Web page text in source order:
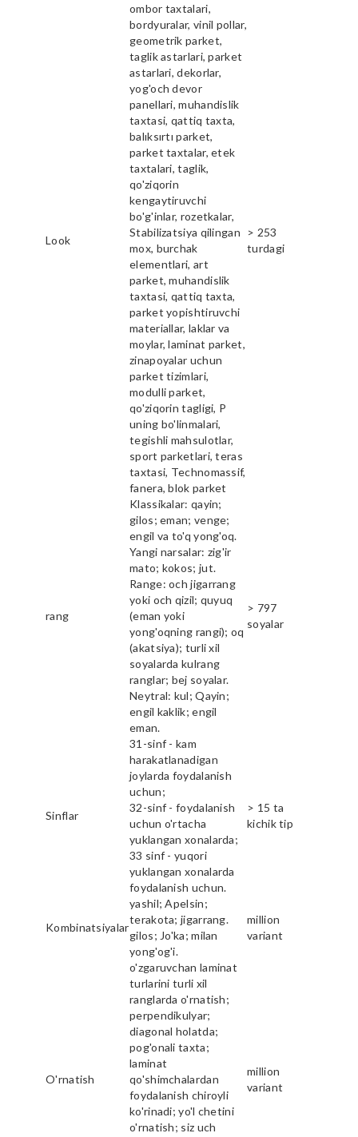
Look
ombor taxtalari,
bordyuralar, vinil pollar,
geometrik parket,
taglik astarlari, parket
astarlari, dekorlar,
yog'och devor
panellari, muhandislik
taxtasi, qattiq taxta,
balıksırtı parket,
parket taxtalar, etek
taxtalari, taglik,
qo'ziqorin
kengaytiruvchi
bo'g'inlar, rozetkalar,
Stabilizatsiya qilingan
mox, burchak
elementlari, art
parket, muhandislik
taxtasi, qattiq taxta,
parket yopishtiruvchi
materiallar, laklar va
moylar, laminat parket,
zinapoyalar uchun
parket tizimlari,
modulli parket,
qo'ziqorin tagligi, P
uning bo'linmalari,
tegishli mahsulotlar,
sport parketlari, teras
taxtasi, Technomassif,
fanera, blok parket
> 253
turdagi
rang
Klassikalar: qayin;
gilos; eman; venge;
engil va to'q yong'oq.
Yangi narsalar: zig'ir
mato; kokos; jut.
Range: och jigarrang
yoki och qizil; quyuq
(eman yoki
yong'oqning rangi); oq
(akatsiya); turli xil
soyalarda kulrang
ranglar; bej soyalar.
Neytral: kul; Qayin;
engil kaklik; engil
eman.
> 797
soyalar
Sinflar
31-sinf - kam
harakatlanadigan
joylarda foydalanish
uchun;
32-sinf - foydalanish
uchun o'rtacha
yuklangan xonalarda;
33 sinf - yuqori
yuklangan xonalarda
foydalanish uchun.
> 15 ta
kichik tip
Kombinatsiyalar
yashil; Apelsin;
terakota; jigarrang.
gilos; Jo'ka; milan
yong'og'i.
million
variant
O'rnatish
o'zgaruvchan laminat
turlarini turli xil
ranglarda o'rnatish;
perpendikulyar;
diagonal holatda;
pog'onali taxta;
laminat
qo'shimchalardan
foydalanish chiroyli
ko'rinadi; yo'l chetini
o'rnatish; siz uch
million
variant